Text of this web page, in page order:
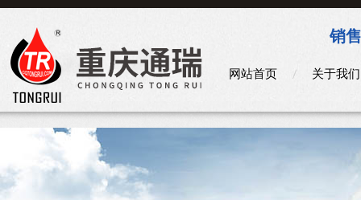
销
网站首页 关于我们